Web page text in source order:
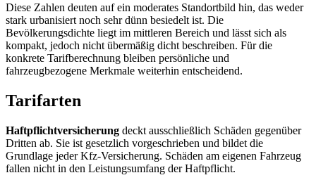
Diese Zahlen deuten auf ein moderates Standortbild hin, das weder
stark urbanisiert noch sehr dünn besiedelt ist. Die
Bevölkerungsdichte liegt im mittleren Bereich und lässt sich als
kompakt, jedoch nicht übermäßig dicht beschreiben. Für die
konkrete Tarifberechnung bleiben persönliche und
fahrzeugbezogene Merkmale weiterhin entscheidend.
Tarifarten
Haftpflichtversicherung deckt ausschließlich Schäden gegenüber
Dritten ab. Sie ist gesetzlich vorgeschrieben und bildet die
Grundlage jeder Kfz-Versicherung. Schäden am eigenen Fahrzeug
fallen nicht in den Leistungsumfang der Haftpflicht.